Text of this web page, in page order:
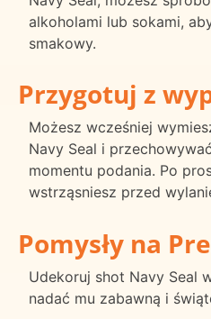
alkoholami lub sokami,
smakowy.
Przygotuj z
Możesz wcześniej
Navy Seal i
momentu podania. Po
wstrząsniesz przed
Pomysły na
Udekoruj shot Navy Seal
nadać mu zabawną i